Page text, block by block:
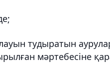
тудыратын
мәртебесіне